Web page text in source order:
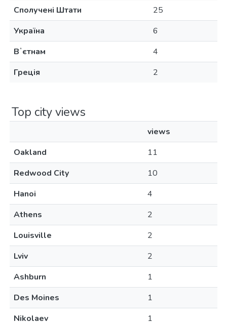
Сполучені Штати
25
Україна
6
Вʼєтнам
4
Греція
2
Top city views
views
Oakland
11
Redwood City
10
Hanoi
4
Athens
2
Louisville
2
Lviv
2
Ashburn
1
Des Moines
1
Nikolaev
1